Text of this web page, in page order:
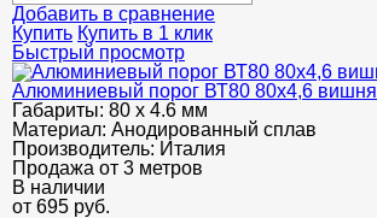
Добавить в сравнение
Купить Купить в 1 клик
Быстрый просмотр
Алюминиевый порог ВТ80 80х4,6 вишня
Габариты: 80 х 4.6 мм
Материал: Анодированный сплав
Производитель: Италия
Продажа от 3 метров
В наличии
от 695 руб.